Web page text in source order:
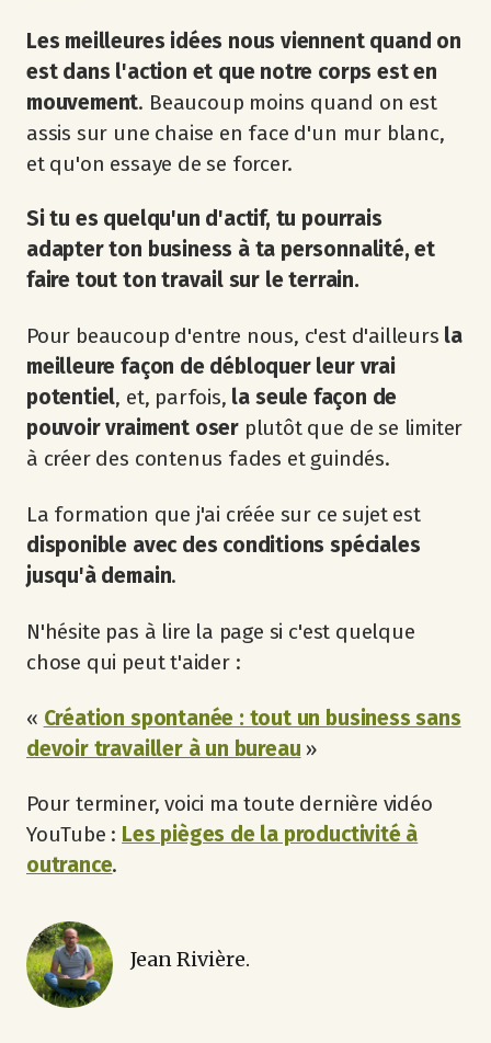
Les meilleures idées nous viennent quand on
est dans l'action et que notre corps est en
mouvement. Beaucoup moins quand on est
assis sur une chaise en face d'un mur blanc,
et qu'on essaye de se forcer.
Si tu es quelqu'un d'actif, tu pourrais
adapter ton business à ta personnalité, et
faire tout ton travail sur le terrain.
Pour beaucoup d'entre nous, c'est d'ailleurs la
meilleure façon de débloquer leur vrai
potentiel, et, parfois, la seule façon de
pouvoir vraiment oser plutôt que de se limiter
à créer des contenus fades et guindés.
La formation que j'ai créée sur ce sujet est
disponible avec des conditions spéciales
jusqu'à demain.
N'hésite pas à lire la page si c'est quelque
chose qui peut t'aider :
« Création spontanée : tout un business sans
devoir travailler à un bureau »
Pour terminer, voici ma toute dernière vidéo
YouTube : Les pièges de la productivité à
outrance.
Jean Rivière.